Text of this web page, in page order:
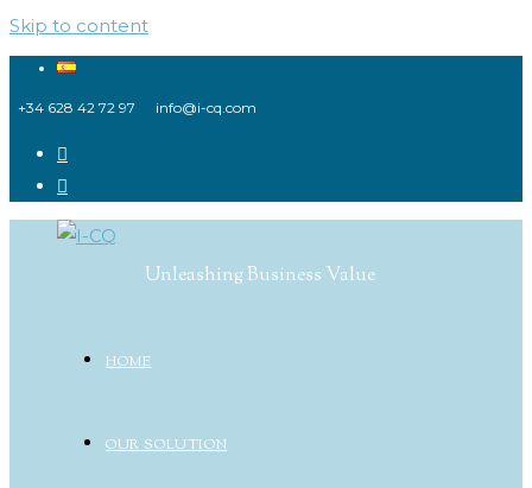
Skip to content
+34 628 42 72 97 info@i-cq.com
Unleashing Business Value
HOME
OUR SOLUTION